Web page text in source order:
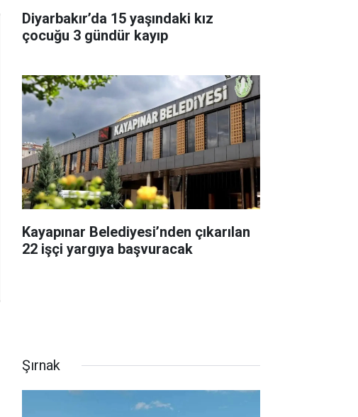
Diyarbakır’da 15 yaşındaki kız
çocuğu 3 gündür kayıp
Kayapınar Belediyesi’nden çıkarılan
22 işçi yargıya başvuracak
Şırnak